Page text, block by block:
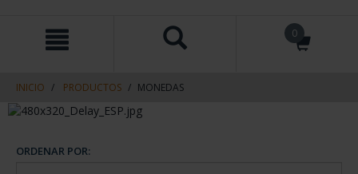
contenido
navegacin
0
INICIO PRODUCTOS MONEDAS
ORDENAR POR: